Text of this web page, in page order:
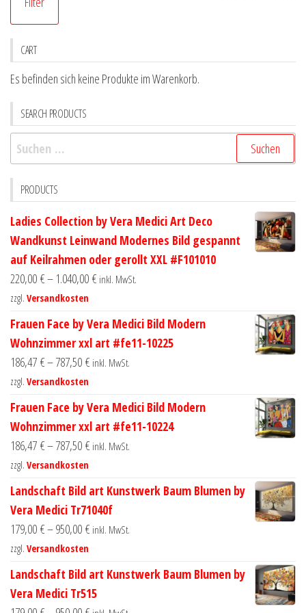
CART
Es befinden sich keine Produkte im Warenkorb.
SEARCH PRODUCTS
Suchen
nach:
PRODUCTS
Ladies Collection by Vera Medici Art Deco
Wandkunst Leinwand Modernes Bild gespannt
auf Keilrahmen oder gerollt XXL #F101010
220,00 €– 1.040,00 € inkl. MwSt.
zzgl. Versandkosten
Frauen Face by Vera Medici Bild Modern
Wohnzimmer xxl art #fe11-10225
186,47 €–787,50 € inkl. MwSt.
zzgl. Versandkosten
Frauen Face by Vera Medici Bild Modern
Wohnzimmer xxl art #fe11-10224
186,47 €–787,50 € inkl. MwSt.
zzgl. Versandkosten
Landschaft Bild art Kunstwerk Baum Blumen by
Vera Medici Tr71040f
179,00 €–950,00 € inkl. MwSt.
zzgl. Versandkosten
Landschaft Bild art Kunstwerk Baum Blumen by
Vera Medici Tr515